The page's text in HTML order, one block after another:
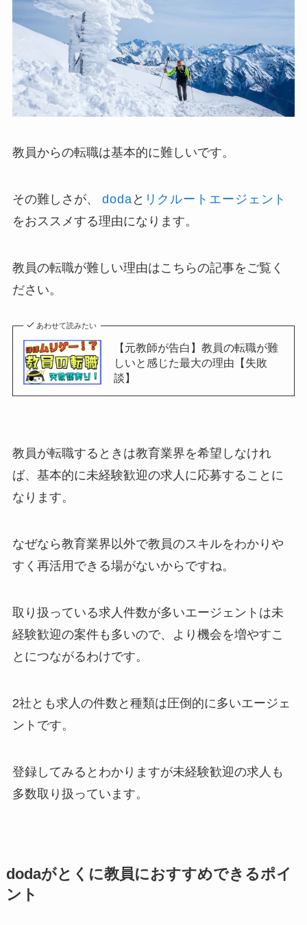
教員からの転職は基本的に難しいです。
その難しさが、 doda と リクルートエージェント
をおススメする理由になります。
教員の転職が難しい理由はこちらの記事をご覧く
ださい。
あわせて読みたい
【元教師が告白】教員の転職が難
しいと感じた最大の理由【失敗
談】
教員が転職するときは教育業界を希望しなけれ
ば、基本的に未経験歓迎の求人に応募することに
なります。
なぜなら教育業界以外で教員のスキルをわかりや
すく再活用できる場がないからですね。
取り扱っている求人件数が多いエージェントは未
経験歓迎の案件も多いので、より機会を増やすこ
とにつながるわけです。
2社とも求人の件数と種類は圧倒的に多いエージェ
ントです。
登録してみるとわかりますが未経験歓迎の求人も
多数取り扱っています。
dodaがとくに教員におすすめできるポイ
ント